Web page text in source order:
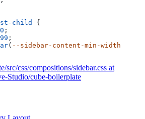
child
{
0 ;
;
( --sidebar-content-min-width
src/css/compositions/sidebar.css at
Studio/cube-boilerplate